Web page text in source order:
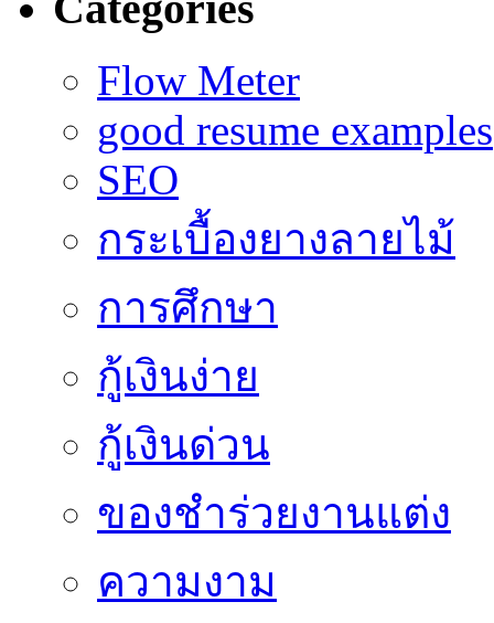
Flow Meter
good resume examples
SEO
กระเบื้องยางลายไม้
การศึกษา
กู้เงินง่าย
กู้เงินด่วน
ของชำร่วยงานแต่ง
ความงาม